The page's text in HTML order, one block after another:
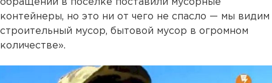
обращений в поселке поставили мусорные
контейнеры, но это ни от чего не спасло — мы видим
строительный мусор, бытовой мусор в огромном
количестве».